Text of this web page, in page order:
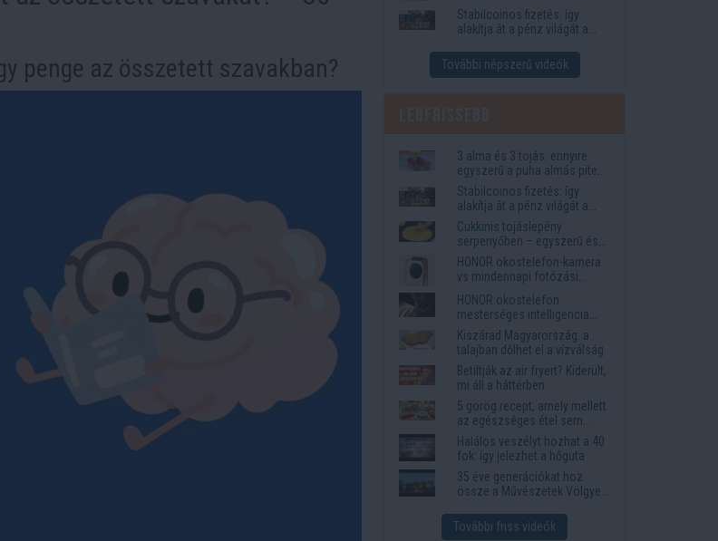
penge az összetett szavakban?
igények
Stabilcoinos fizetés: így
alakítja át a pénz világát a
Western Union
További népszerű videók
3 alma és 3 tojás: ennyire
egyszerű a puha almás pite
titka
Stabilcoinos fizetés: így
alakítja át a pénz világát a
Visa, a Mastercard és a
Western Union
Cukkinis tojáslepény
serpenyőben – egyszerű és
laktató vacsora
HONOR okostelefon-kamera
vs mindennapi fotózási
igények
HONOR okostelefon
mesterséges intelligencia
funkciók, amelyek
megkönnyítik az életet
Kiszárad Magyarország: a
talajban dőlhet el a vízválság
Betiltják az air fryert? Kiderült,
mi áll a háttérben
5 görög recept, amely mellett
az egészséges étel sem
tűnik lemondásnak
Halálos veszélyt hozhat a 40
fok: így jelezhet a hőguta
35 éve generációkat hoz
össze a Művészetek Völgye
és a bérletár
További friss videók